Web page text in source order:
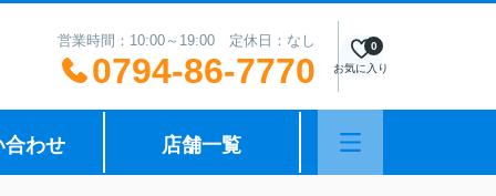
営業時間：10:00～19:00 定休日：なし
0794-86-7770 お気に入り
0
合わせ 店舗一覧